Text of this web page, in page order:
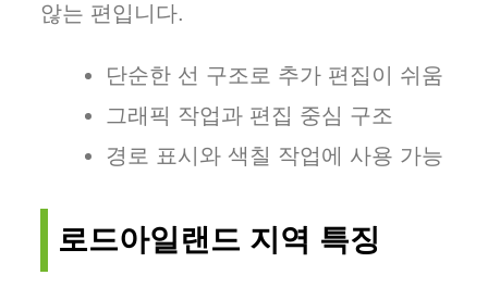
않는 편입니다.
단순한 선 구조로 추가 편집이 쉬움
그래픽 작업과 편집 중심 구조
경로 표시와 색칠 작업에 사용 가능
로드아일랜드 지역 특징